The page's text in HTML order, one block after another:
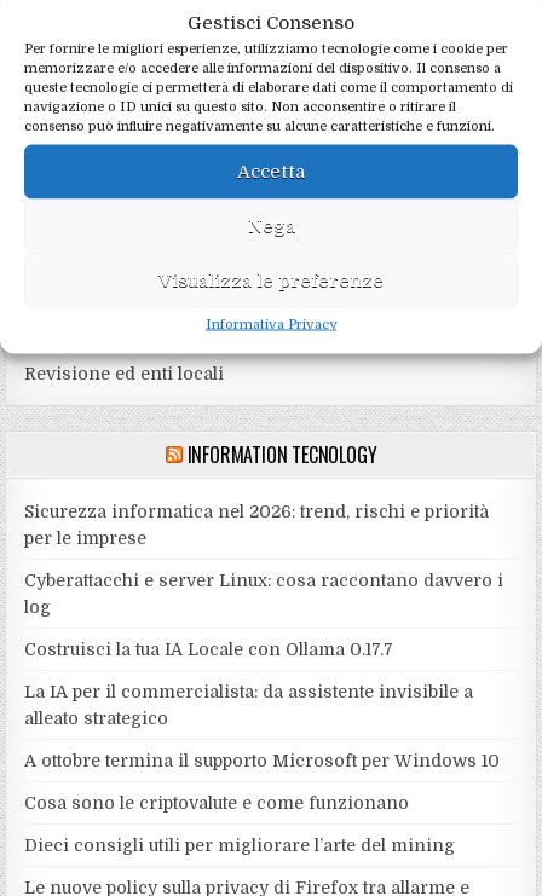
Gestisci Consenso
Per fornire le migliori esperienze, utilizziamo tecnologie come i cookie per
memorizzare e/o accedere alle informazioni del dispositivo. Il consenso a
queste tecnologie ci permetterà di elaborare dati come il comportamento di
navigazione o ID unici su questo sito. Non acconsentire o ritirare il
consenso può influire negativamente su alcune caratteristiche e funzioni.
Accetta
Nega
Visualizza le preferenze
Informativa Privacy
Dichiarazioni fiscali
Imposte e tasse
Professione
Revisione ed enti locali
INFORMATION TECNOLOGY
Sicurezza informatica nel 2026: trend, rischi e priorità
per le imprese
Cyberattacchi e server Linux: cosa raccontano davvero i
log
Costruisci la tua IA Locale con Ollama 0.17.7
La IA per il commercialista: da assistente invisibile a
alleato strategico
A ottobre termina il supporto Microsoft per Windows 10
Cosa sono le criptovalute e come funzionano
Dieci consigli utili per migliorare l’arte del mining
Le nuove policy sulla privacy di Firefox tra allarme e